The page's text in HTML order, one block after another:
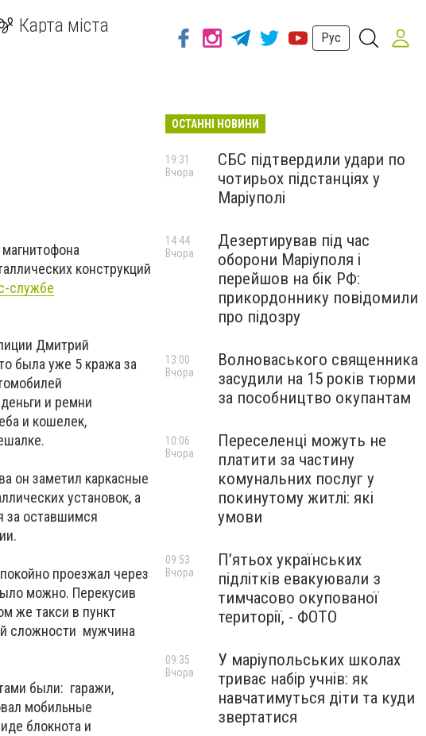
Карта міста
Рус
конструкций
службе
Дмитрий
была уже 5 кража за
и ремни
и кошелек,
он заметил каркасные
установок, а
за оставшимся
проезжал через
можно. Перекусив
же такси в пункт
сложности мужчина
были: гаражи,
мобильные
блокнота и
ОСТАННІ НОВИНИ
СБС підтвердили удари по
чотирьох підстанціях у
Маріуполі
19:31
Вчора
Дезертирував під час
оборони Маріуполя і
перейшов на бік РФ:
прикордоннику повідомили
про підозру
14:44
Вчора
Волноваського священника
засудили на 15 років тюрми
за пособництво окупантам
13:00
Вчора
Переселенці можуть не
платити за частину
комунальних послуг у
покинутому житлі: які
умови
10:06
Вчора
П’ятьох українських
підлітків евакуювали з
тимчасово окупованої
території, - ФОТО
09:53
Вчора
У маріупольських школах
триває набір учнів: як
навчатимуться діти та куди
звертатися
09:35
Вчора